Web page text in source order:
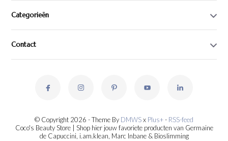
Categorieën
Contact
© Copyright 2026 - Theme By DMWSx Plus+- RSS-feed
Coco's Beauty Store | Shop hier jouw favoriete producten van Germaine
de Capuccini, i.am.klean, Marc Inbane & Bioslimming